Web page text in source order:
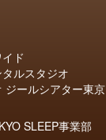
ド
ルスタジオ
ジールシアター東京
SLEEP事業部